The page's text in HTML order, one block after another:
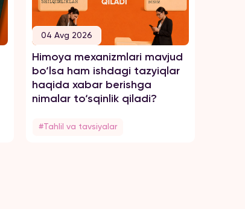
04 Avg 2026
Himoya mexanizmlari mavjud
bo‘lsa ham ishdagi tazyiqlar
haqida xabar berishga
nimalar to‘sqinlik qiladi?
#Tahlil va tavsiyalar